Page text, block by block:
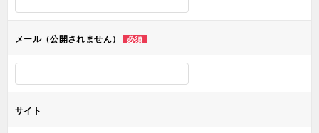
ン
メール（公開されません） 必須
サイト